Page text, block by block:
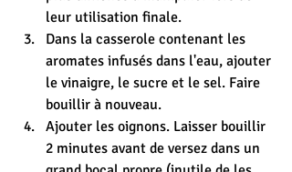
leur utilisation finale.
Dans la casserole contenant les
aromates infusés dans l'eau, ajouter
le vinaigre, le sucre et le sel. Faire
bouillir à nouveau.
Ajouter les oignons. Laisser bouillir
2 minutes avant de versez dans un